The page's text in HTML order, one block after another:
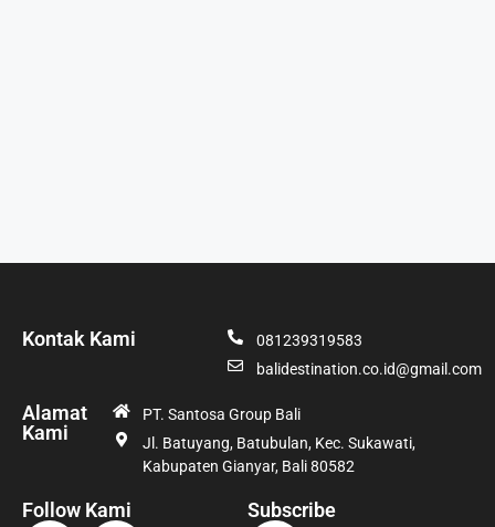
Kontak Kami
081239319583
balidestination.co.id@gmail.com
Alamat
Kami
PT. Santosa Group Bali
Jl. Batuyang, Batubulan, Kec. Sukawati,
Kabupaten Gianyar, Bali 80582
Follow Kami Subscribe